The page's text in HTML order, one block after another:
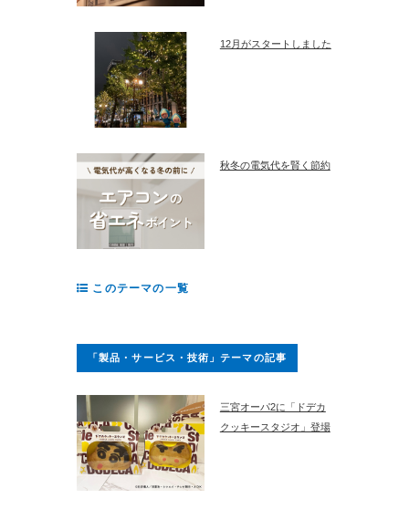
12月がスタートしました
秋冬の電気代を賢く節約
このテーマの一覧
「製品・サービス・技術」テーマの記事
三宮オーパ2に「ドデカ
クッキースタジオ」登場